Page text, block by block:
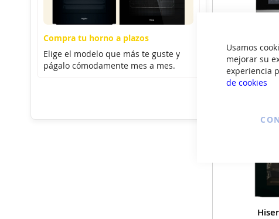
Usamos
mejorar su
experiencia
de cookies
Compra tu horno a plazos
Elige el modelo que más te guste y
págalo cómodamente mes a mes.
Horno